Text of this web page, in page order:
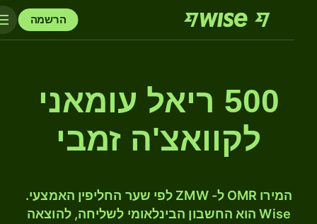
הרשמה
500 ריאל עומאני
לקוואצ'ה זמבי
המירו OMR ל- ZMW לפי שער החליפין האמצעי.
Wise הוא החשבון הבינלאומי לשליחה, להוצאה